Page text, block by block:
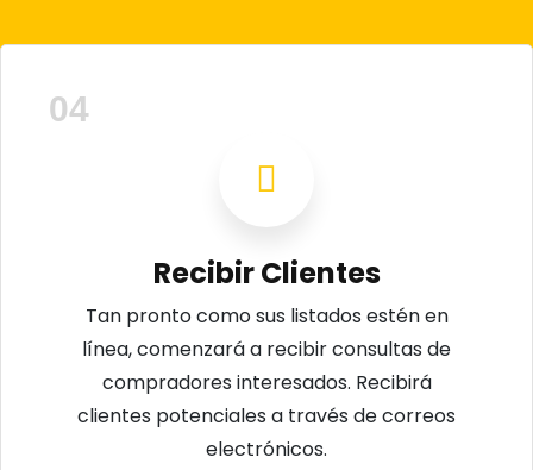
04
Recibir Clientes
Tan pronto como sus listados estén en
línea, comenzará a recibir consultas de
compradores interesados. Recibirá
clientes potenciales a través de correos
electrónicos.